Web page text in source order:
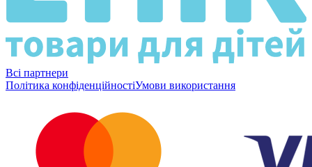
Всі партнери
Політика конфіденційностіУмови використання